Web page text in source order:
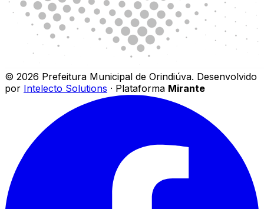
© 2026 Prefeitura Municipal de Orindiúva. Desenvolvido
por Intelecto Solutions · Plataforma Mirante